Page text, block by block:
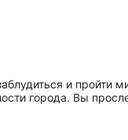
и пройти
города. Вы